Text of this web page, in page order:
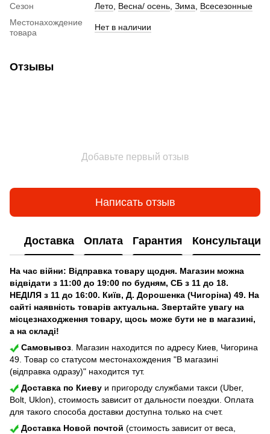
Сезон
Лето Весна/ осень Зима
Всесезонные
Местонахождение
товара
Нет в наличии
Отзывы
Добавьте первый отзыв
Написать отзыв
Доставка Оплата Гарантия Консультация
На час війни: Відправка товару щодня. Магазин можна
відвідати з 11:00 до 19:00 по будням, СБ з 11 до 18.
НЕДІЛЯ з 11 до 16:00. Київ, Д. Дорошенка (Чигоріна) 49. На
сайті наявність товарів актуальна. Звертайте увагу на
місцезнаходження товару, щось може бути не в магазині,
а на складі!
Самовывоз . Магазин находится по адресу Киев, Чигорина
49. Товар со статусом местонахождения "В магазині
(відправка одразу)" находится тут.
Доставка по Киеву и пригороду службами такси (Uber,
Bolt, Uklon), стоимость зависит от дальности поездки. Оплата
для такого способа доставки доступна только на счет.
Доставка Новой почтой (стоимость зависит от веса,